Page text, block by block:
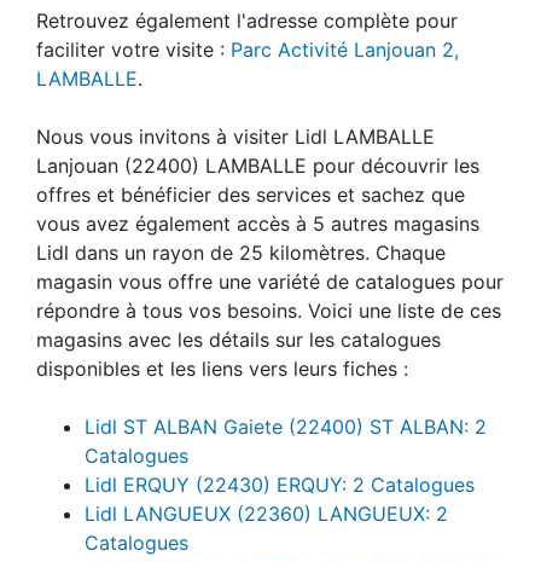
Retrouvez également l'adresse complète pour
faciliter votre visite : Parc Activité Lanjouan 2,
LAMBALLE.
Nous vous invitons à visiter Lidl LAMBALLE
Lanjouan (22400) LAMBALLE pour découvrir les
offres et bénéficier des services et sachez que
vous avez également accès à 5 autres magasins
Lidl dans un rayon de 25 kilomètres. Chaque
magasin vous offre une variété de catalogues pour
répondre à tous vos besoins. Voici une liste de ces
magasins avec les détails sur les catalogues
disponibles et les liens vers leurs fiches :
Lidl ST ALBAN Gaiete (22400) ST ALBAN: 2
Catalogues
Lidl ERQUY (22430) ERQUY: 2 Catalogues
Lidl LANGUEUX (22360) LANGUEUX: 2
Catalogues